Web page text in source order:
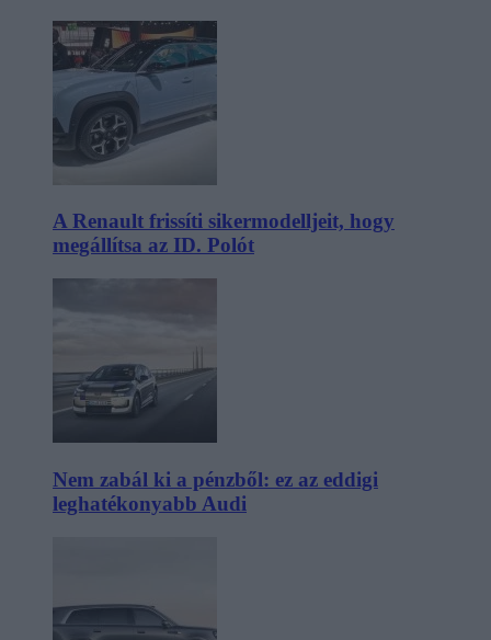
A Renault frissíti sikermodelljeit, hogy
megállítsa az ID. Polót
Nem zabál ki a pénzből: ez az eddigi
leghatékonyabb Audi